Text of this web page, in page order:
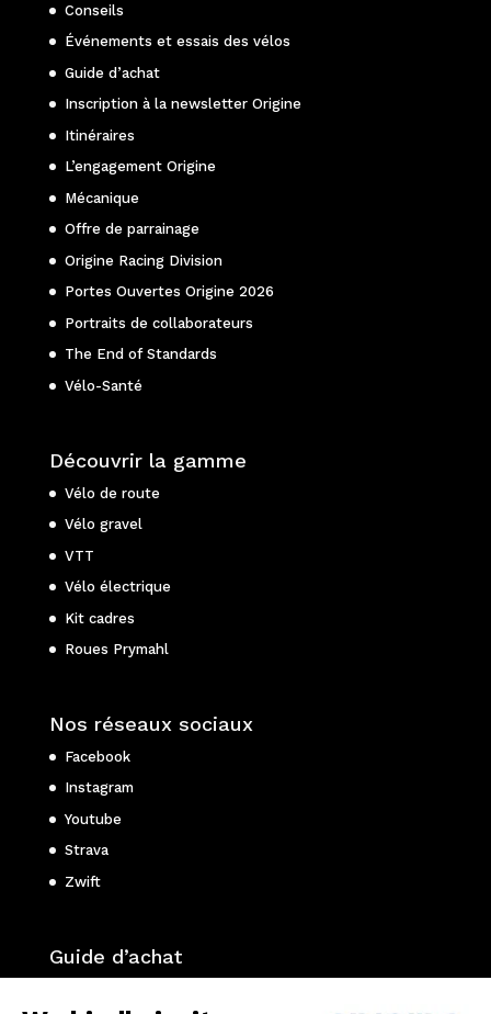
Conseils
Événements et essais des vélos
Guide d’achat
Inscription à la newsletter Origine
Itinéraires
L’engagement Origine
Mécanique
Offre de parrainage
Origine Racing Division
Portes Ouvertes Origine 2026
Portraits de collaborateurs
The End of Standards
Vélo-Santé
Découvrir la gamme
Vélo de route
Vélo gravel
VTT
Vélo électrique
Kit cadres
Roues Prymahl
Nos réseaux sociaux
Facebook
Instagram
Youtube
Strava
Zwift
Guide d’achat